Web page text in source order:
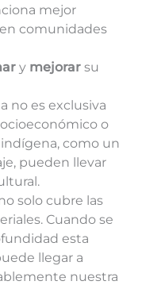
mejor
comunidades
y mejorar su
no es exclusiva
o
como un
pueden llevar
solo cubre las
Cuando se
esta
llegar a
nuestra